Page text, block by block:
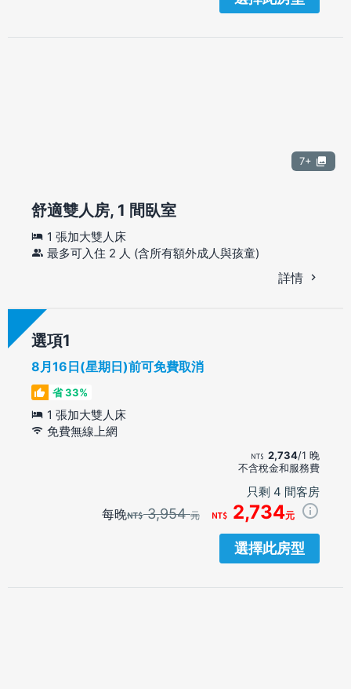
7+
舒適雙人房, 1 間臥室
1 張加大雙人床
最多可入住 2 人 (含所有額外成人與孩童)
詳情
選項
8月16日(星期日)前可免費取消
省 33%
1 張加大雙人床
免費無線上網
2,734/1 晚
不含稅金和服務費
只剩 4 間客房
每晚 3,954元 2,734元
選擇此房型